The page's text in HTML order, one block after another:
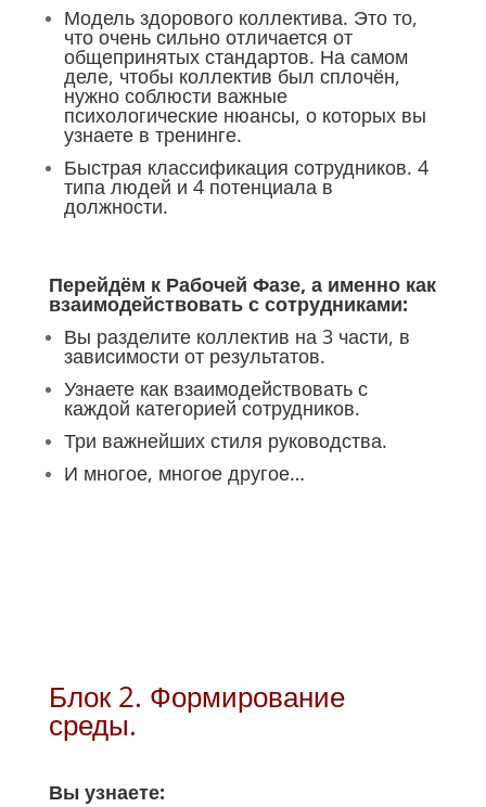
Модель здорового коллектива. Это то,
что очень сильно отличается от
общепринятых стандартов. На самом
деле, чтобы коллектив был сплочён,
нужно соблюсти важные
психологические нюансы, о которых вы
узнаете в тренинге.
Быстрая классификация сотрудников. 4
типа людей и 4 потенциала в
должности.
Перейдём к Рабочей Фазе, а именно как
взаимодействовать с сотрудниками:
Вы разделите коллектив на 3 части, в
зависимости от результатов.
Узнаете как взаимодействовать с
каждой категорией сотрудников.
Три важнейших стиля руководства.
И многое, многое другое…
Блок 2. Формирование
среды.
Вы узнаете: